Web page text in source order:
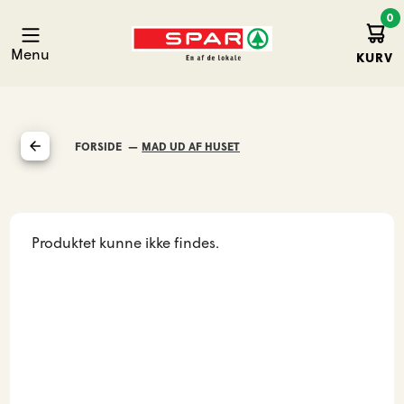
Menu Spar Hirtshals
Kurv
0
KURV
MAD UD AF HUSET
Produktet kunne ikke findes.